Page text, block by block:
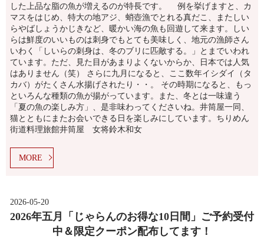
した上品な脂の魚が増えるのが特長です。 例を挙げますと、カ
マスをはじめ、特大の地アジ、蛸壺漁でとれる真だこ、またしい
らやばしょうかじきなど、暖かい海の魚も回遊して来ます。しい
らは鮮度のいいものは刺身でもとても美味しく、地元の漁師さん
いわく「しいらの刺身は、冬のブリに匹敵する。」とまでいわれ
ています。ただ、見た目があまりよくないからか、日本では人気
はありません（笑） さらに九月になると、ここ数年イシダイ（タ
カバ）がたくさん水揚げされたり・・。 その時期になると、もっ
といろんな種類の魚が揚がっています。また、冬とは一味違う
「夏の魚の楽しみ方」、是非味わってくださいね。井筒屋一同、
猫とともにまたお会いできる日を楽しみにしています。ちりめん
街道料理旅館井筒屋 女将鈴木和女
MORE
2026-05-20
2026年五月「じゃらんのお得な10日間」ご予約受付
中＆限定クーポン配布してます！